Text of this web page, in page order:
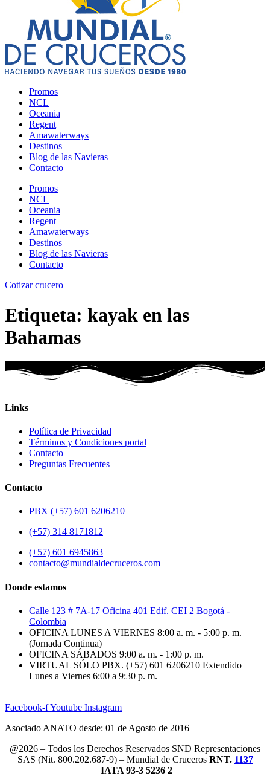
Promos
NCL
Oceania
Regent
Amawaterways
Destinos
Blog de las Navieras
Contacto
Promos
NCL
Oceania
Regent
Amawaterways
Destinos
Blog de las Navieras
Contacto
Cotizar crucero
Etiqueta: kayak en las
Bahamas
Links
Política de Privacidad
Términos y Condiciones portal
Contacto
Preguntas Frecuentes
Contacto
PBX (+57) 601 6206210
(+57) 314 8171812
(+57) 601 6945863
contacto@mundialdecruceros.com
Donde estamos
Calle 123 # 7A-17 Oficina 401 Edif. CEI 2 Bogotá -
Colombia
OFICINA LUNES A VIERNES 8:00 a. m. - 5:00 p. m.
(Jornada Continua)
OFICINA SÁBADOS 9:00 a. m. - 1:00 p. m.
VIRTUAL SÓLO PBX. (+57) 601 6206210 Extendido
Lunes a Viernes 6:00 a 9:30 p. m.
Facebook-fYoutube Instagram
Asociado ANATO desde: 01 de Agosto de 2016
@2026 – Todos los Derechos Reservados SND Representaciones
SAS (Nit. 800.202.687-9) – Mundial de Cruceros RNT. 1137
IATA 93-3 5236 2